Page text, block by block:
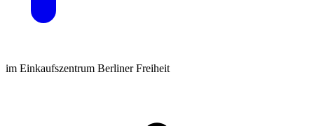
im Einkaufszentrum Berliner Freiheit